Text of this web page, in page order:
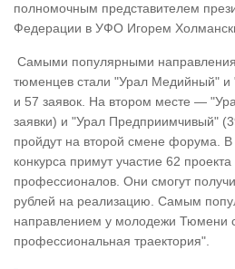
полномочным представителем
Федерации в УФО Игорем
Самыми популярными
тюменцев стали "Урал Медийный"
и 57 заявок. На втором месте —
заявки) и "Урал Предприимчивый"
пройдут на второй смене форума. В
конкурса примут участие 62
профессионалов. Они смогут
рублей на реализацию. Самым
направлением у молодежи Тюмени
профессиональная траектория".